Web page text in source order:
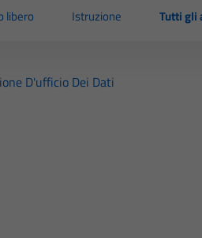
libero Istruzione Tutti gli
D'ufficio Dei Dati